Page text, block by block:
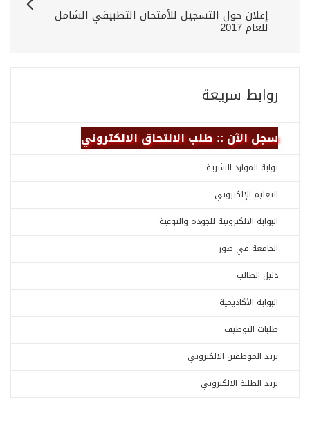
إعلان حول التسجيل للأمتحان التطبيقي الشامل
للعام 2017
روابط سريعة
سجل الآن :: طلب الالتحاق الالكتروني
بوابة الموارد البشرية
التعليم الإلكتروني
البوابة الالكترونية للجودة والنوعية
الجامعة في صور
دليل الطالب
البوابة الأكاديمية
طلبات التوظيف
بريد الموظفين الالكتروني
بريد الطلبة الالكتروني